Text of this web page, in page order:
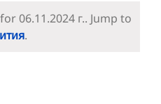
06.11.2024 г.. Jump to
.